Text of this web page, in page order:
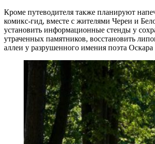
Кроме путеводителя также планируют
комикс-гид, вместе с жителями Череи и
установить информационные стенды у
утраченных памятников, восстановить
аллеи у разрушенного имения поэта